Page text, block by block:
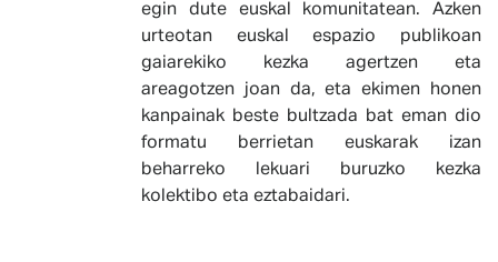
egin dute euskal komunitatean. Azken
urteotan euskal espazio publikoan
gaiarekiko kezka agertzen eta
areagotzen joan da, eta ekimen honen
kanpainak beste bultzada bat eman dio
formatu berrietan euskarak izan
beharreko lekuari buruzko kezka
kolektibo eta eztabaidari.